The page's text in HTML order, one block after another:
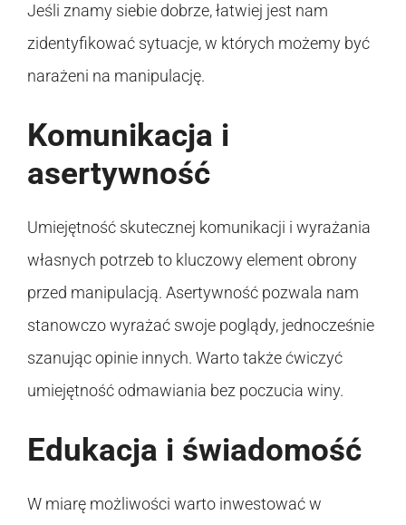
Jeśli znamy siebie dobrze, łatwiej jest nam
zidentyfikować sytuacje, w których możemy być
narażeni na manipulację.
Komunikacja i
asertywność
Umiejętność skutecznej komunikacji i wyrażania
własnych potrzeb to kluczowy element obrony
przed manipulacją. Asertywność pozwala nam
stanowczo wyrażać swoje poglądy, jednocześnie
szanując opinie innych. Warto także ćwiczyć
umiejętność odmawiania bez poczucia winy.
Edukacja i świadomość
W miarę możliwości warto inwestować w